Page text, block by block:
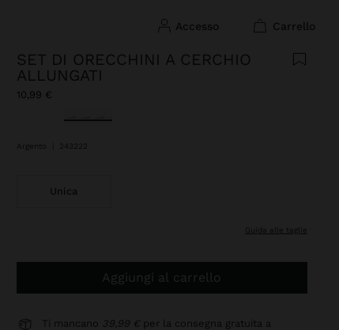
accesso carrello
SET DI ORECCHINI A CERCHIO
ALLUNGATI
10,99 €
Selezionato
Argento 243222
Unica
guida alle taglie
Aggiungi al carrello
Ti mancano 39,99 € per la consegna gratuita a